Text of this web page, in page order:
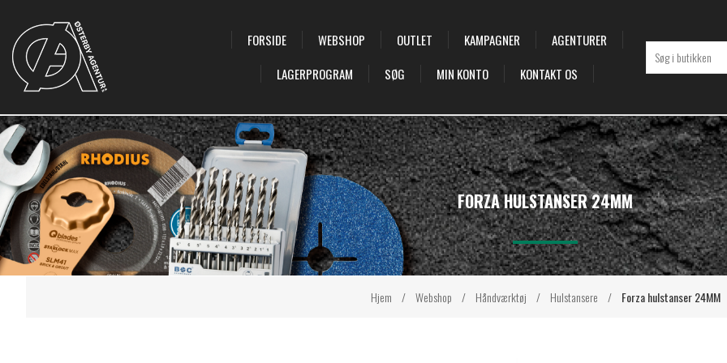
FORSIDE WEBSHOP OUTLET KAMPAGNER
AGENTURER
LAGERPROGRAM
SØG MIN KONTO KONTAKT OS
Hjem / Webshop / Håndværktøj / Hulstansere / Forza hulstanser 24MM
FORZA HULSTANSER 24MM